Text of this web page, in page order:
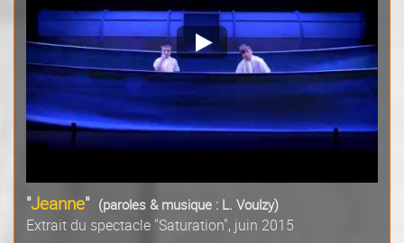
"Jeanne" (paroles & musique : L. Voulzy)
Extrait du spectacle "Saturation", juin 2015